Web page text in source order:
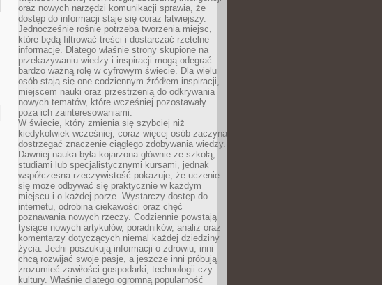
oraz nowych narzędzi komunikacji sprawia, że
dostęp do informacji staje się coraz łatwiejszy.
Jednocześnie rośnie potrzeba tworzenia miejsc,
które będą filtrować treści i dostarczać rzetelne
informacje. Dlatego właśnie strony skupione na
przekazywaniu wiedzy i inspiracji mogą odegrać
bardzo ważną rolę w cyfrowym świecie. Dla wielu
osób stają się one codziennym źródłem inspiracji,
miejscem nauki oraz przestrzenią do odkrywania
nowych tematów, które wcześniej pozostawały
poza ich zainteresowaniami.
W świecie, który zmienia się szybciej niż
kiedykolwiek wcześniej, coraz więcej osób zaczyna
dostrzegać znaczenie ciągłego zdobywania wiedzy.
Dawniej nauka była kojarzona głównie ze szkołą,
studiami lub specjalistycznymi kursami, jednak
współczesna rzeczywistość pokazuje, że uczenie
się może odbywać się praktycznie w każdym
miejscu i o każdej porze. Wystarczy dostęp do
internetu, odrobina ciekawości oraz chęć
poznawania nowych rzeczy. Codziennie powstają
tysiące nowych artykułów, poradników, analiz oraz
komentarzy dotyczących niemal każdej dziedziny
życia. Jedni poszukują informacji o zdrowiu, inni
chcą rozwijać swoje pasje, a jeszcze inni próbują
zrozumieć zawiłości gospodarki, technologii czy
kultury. Właśnie dlatego ogromną popularność